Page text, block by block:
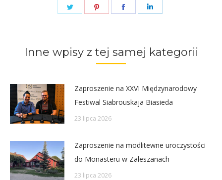
Share
Share
Share
Inne wpisy z tej samej kategorii
Zaproszenie na XXVI Międzynarodowy
Festiwal Siabrouskaja Biasieda
23 lipca 2026
Zaproszenie na modlitewne uroczystości
do Monasteru w Zaleszanach
23 lipca 2026